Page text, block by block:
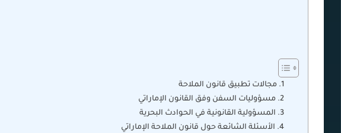
مجالات تطبيق قانون الملاحة
مسؤوليات السفن وفق القانون الإماراتي
المسؤولية القانونية في الحوادث البحرية
الأسئلة الشائعة حول قانون الملاحة الإماراتي